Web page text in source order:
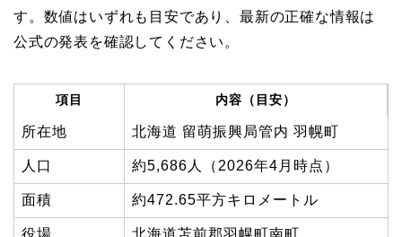
す。数値はいずれも目安であり、最新の正確な情報は
公式の発表を確認してください。
項目 内容（目安）
所在地 北海道 留萌振興局管内 羽幌町
人口 約5,686人（2026年4月時点）
面積 約472.65平方キロメートル
役場 北海道苫前郡羽幌町南町